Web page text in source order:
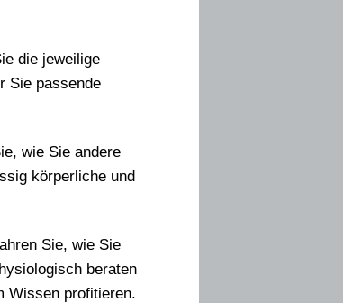
die jeweilige
Sie passende
wie Sie andere
körperliche und
Sie, wie Sie
beraten
Wissen profitieren.